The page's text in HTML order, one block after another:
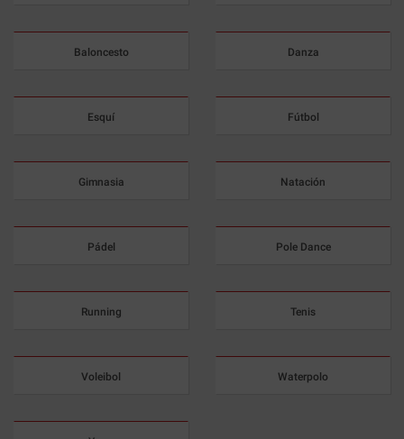
Baloncesto Danza
Esquí Fútbol
Gimnasia Natación
Pádel Pole Dance
Running Tenis
Voleibol Waterpolo